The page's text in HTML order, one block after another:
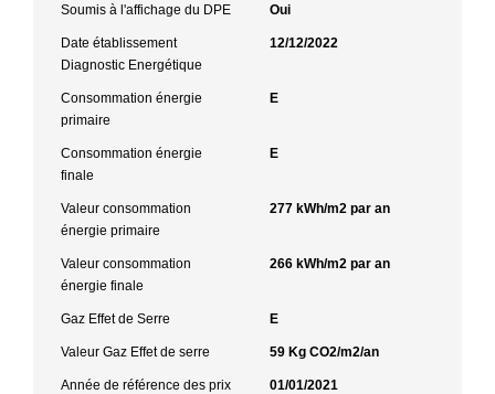
Soumis à l'affichage du DPE Oui
Date établissement
Diagnostic Energétique
12/12/2022
Consommation énergie
primaire
E
Consommation énergie
finale
E
Valeur consommation
énergie primaire
277 kWh/m2 par an
Valeur consommation
énergie finale
266 kWh/m2 par an
Gaz Effet de Serre E
Valeur Gaz Effet de serre 59 Kg CO2/m2/an
Année de référence des prix
01/01/2021